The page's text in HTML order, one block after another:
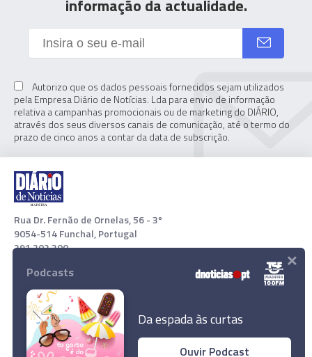
informação da actualidade.
Autorizo que os dados pessoais fornecidos sejam utilizados
pela Empresa Diário de Notícias. Lda para envio de informação
relativa a campanhas promocionais ou de marketing do DIÁRIO,
através dos seus diversos canais de comunicação, até o termo do
prazo de cinco anos a contar da data de subscrição.
Rua Dr. Fernão de Ornelas, 56 - 3º
9054-514 Funchal, Portugal
291 202 300
Download App
Podcasts
Da espada às curtas
Ouvir Podcast
×